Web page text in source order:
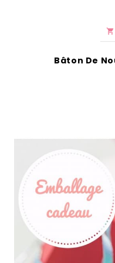

Bâton De